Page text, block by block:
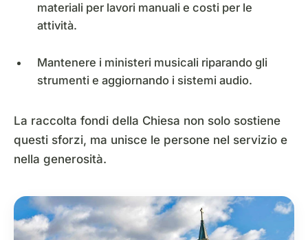
materiali per lavori manuali e costi per le
attività.
Mantenere i ministeri musicali riparando gli
strumenti e aggiornando i sistemi audio.
La raccolta fondi della Chiesa non solo sostiene
questi sforzi, ma unisce le persone nel servizio e
nella generosità.